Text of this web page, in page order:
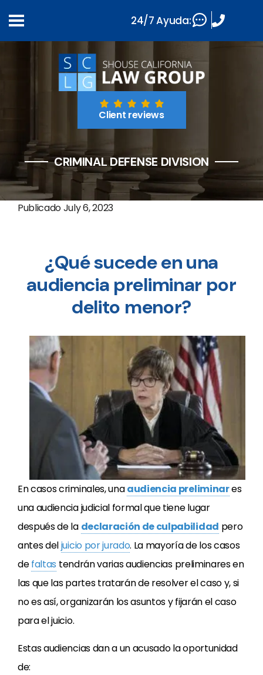
Client reviews
CRIMINAL DEFENSE DIVISION
PublicadoJuly 6, 2023
¿Qué sucede en una
audiencia preliminar por
delito menor?
En casos criminales, unaaudiencia preliminares
una audiencia judicial formal que tiene lugar
después de la declaración de culpabilidad pero
antes deljuicio por jurado. La mayoría de los casos
defaltas tendrán varias audiencias preliminares en
las que las partes tratarán de resolver el caso y, si
no es así, organizarán los asuntos y fijarán el caso
para el juicio.
Estas audiencias dan a un acusado la oportunidad
de:
24/7 Ayuda: